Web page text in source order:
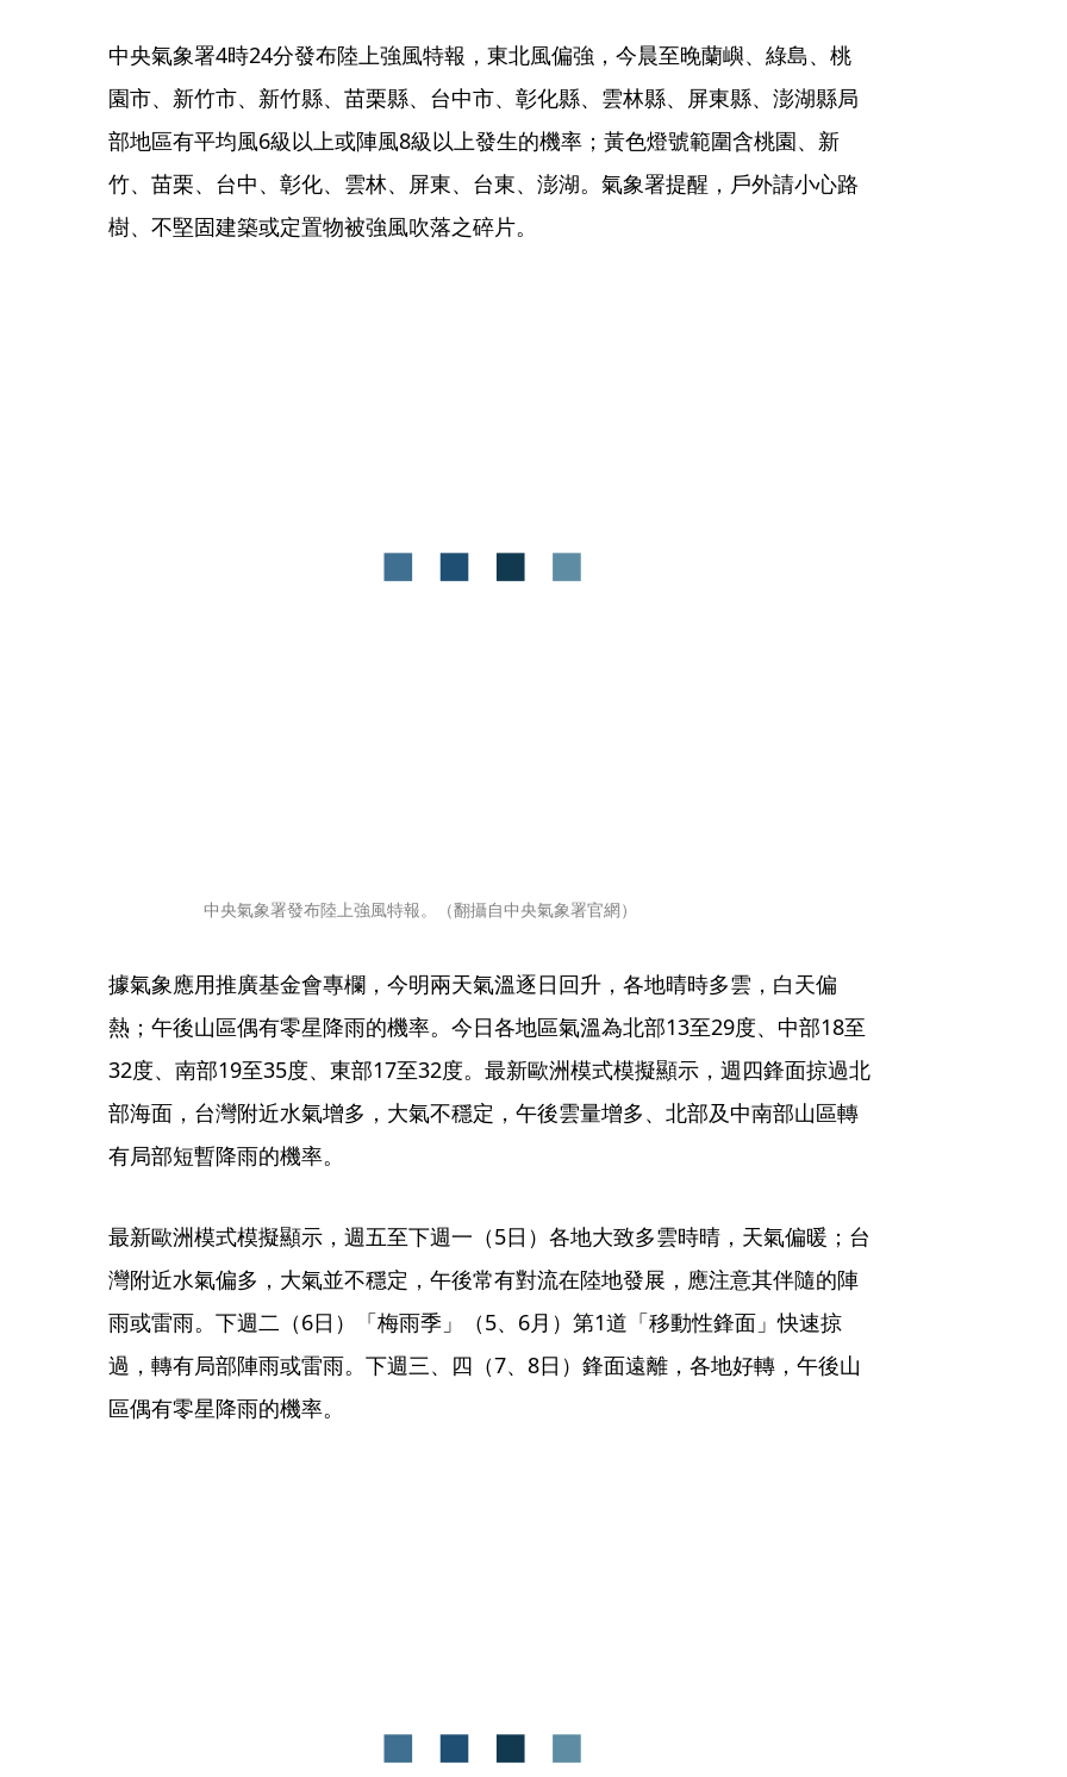
中央氣象署4時24分發布陸上強風特報，東北風偏強，今晨至晚蘭嶼、綠島、桃
園市、新竹市、新竹縣、苗栗縣、台中市、彰化縣、雲林縣、屏東縣、澎湖縣局
部地區有平均風6級以上或陣風8級以上發生的機率；黃色燈號範圍含桃園、新
竹、苗栗、台中、彰化、雲林、屏東、台東、澎湖。氣象署提醒，戶外請小心路
樹、不堅固建築或定置物被強風吹落之碎片。
中央氣象署發布陸上強風特報。（翻攝自中央氣象署官網）
據氣象應用推廣基金會專欄，今明兩天氣溫逐日回升，各地晴時多雲，白天偏
熱；午後山區偶有零星降雨的機率。今日各地區氣溫為北部13至29度、中部18至
32度、南部19至35度、東部17至32度。最新歐洲模式模擬顯示，週四鋒面掠過北
部海面，台灣附近水氣增多，大氣不穩定，午後雲量增多、北部及中南部山區轉
有局部短暫降雨的機率。
最新歐洲模式模擬顯示，週五至下週一（5日）各地大致多雲時晴，天氣偏暖；台
灣附近水氣偏多，大氣並不穩定，午後常有對流在陸地發展，應注意其伴隨的陣
雨或雷雨。下週二（6日）「梅雨季」（5、6月）第1道「移動性鋒面」快速掠
過，轉有局部陣雨或雷雨。下週三、四（7、8日）鋒面遠離，各地好轉，午後山
區偶有零星降雨的機率。